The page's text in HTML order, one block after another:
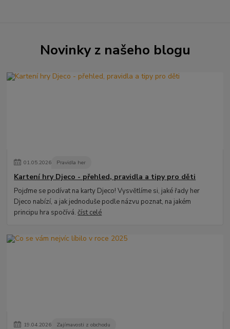
Novinky z našeho blogu
01.05.2026 Pravidla her
Kartení hry Djeco - přehled, pravidla a tipy pro děti
Pojďme se podívat na karty Djeco! Vysvětlíme si, jaké řady her
Djeco nabízí, a jak jednoduše podle názvu poznat, na jakém
principu hra spočívá.číst celé
19.04.2026 Zajímavosti z obchodu